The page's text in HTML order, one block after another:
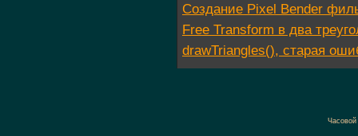
Создание Pixel Bender
Free Transform в два
drawTriangles(), старая